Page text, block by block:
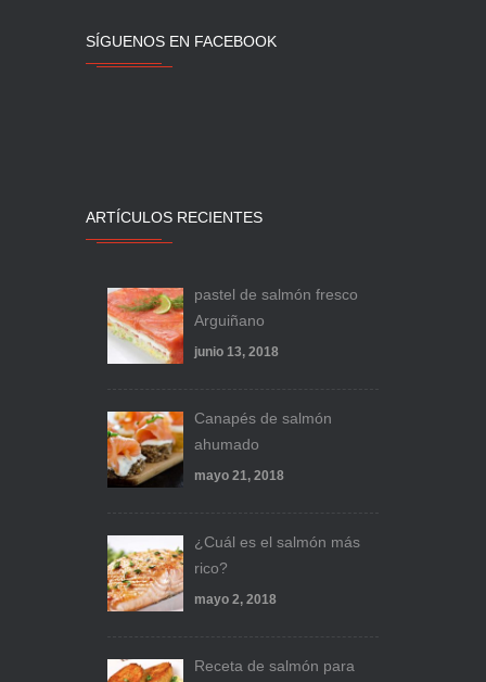
SÍGUENOS EN FACEBOOK
ARTÍCULOS RECIENTES
pastel de salmón fresco
Arguiñano
junio 13, 2018
Canapés de salmón
ahumado
mayo 21, 2018
¿Cuál es el salmón más
rico?
mayo 2, 2018
Receta de salmón para